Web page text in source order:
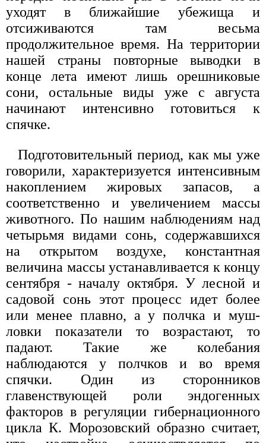
уходят в ближайшие убежища и
отсиживаются там весьма
продолжительное время. На территории
нашей страны повторные выводки в
конце лета имеют лишь орешниковые
сони, остальные виды уже с августа
начинают интенсивно готовиться к
спячке.
Подготовительный период, как мы уже
говорили, характеризуется интенсивным
накоплением жировых запасов, а
соответственно и увеличением массы
животного. По нашим наблюдениям над
четырьмя видами сонь, содержавшихся
на открытом воздухе, константная
величина массы устанавливается к концу
сентября - началу октября. У лесной и
садовой сонь этот процесс идет более
или менее плавно, а у полчка и муш-
ловки показатели то возрастают, то
падают. Такие же колебания
наблюдаются у полчков и во время
спячки. Один из сторонников
главенствующей роли эндогенных
факторов в регуляции гибернационного
цикла К. Морозовский образно считает,